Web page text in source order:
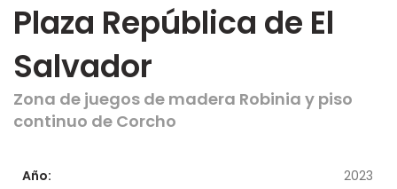
Plaza República de El
Salvador
Zona de juegos de madera Robinia y piso
continuo de Corcho
Año: 2023